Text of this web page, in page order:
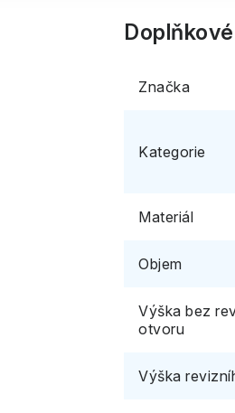
Značka
Kategorie
Materiál
Objem
Výška bez
otvoru
Výška